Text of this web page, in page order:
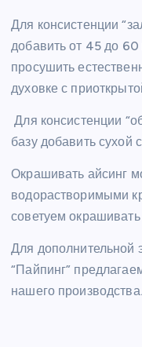
Для консистенции
добавить от 45 до
просушить
духовке с
Для консистенции
базу добавить сухой
Окрашивать айсинг
водорастворимыми
советуем
Для дополнительной
“Пайпинг”
нашего производства.